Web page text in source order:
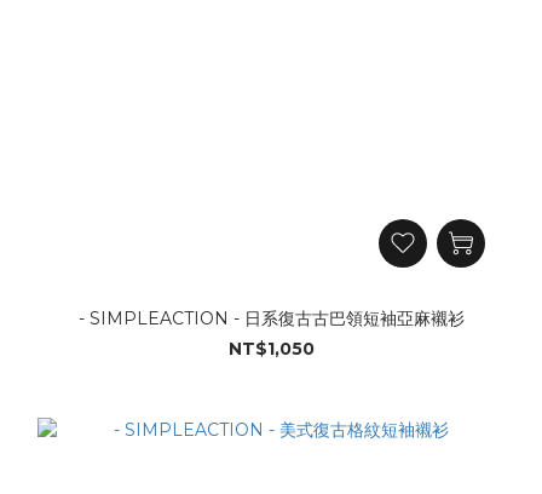
- SIMPLEACTION - 日系復古古巴領短袖亞麻襯衫
NT$1,050